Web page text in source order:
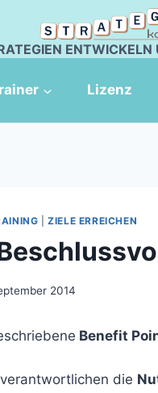
ENTWICKELN
Lizenz
|ZIELE ERREICHEN
2014
Benefit
die